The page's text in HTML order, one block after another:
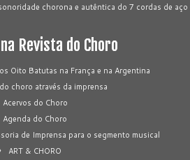
chorona e autêntica do 7 cordas de aço
Revista do Choro
Oito Batutas na França e na Argentina
choro através da imprensa
Acervos do Choro
Agenda do Choro
de Imprensa para o segmento musical
ART & CHORO